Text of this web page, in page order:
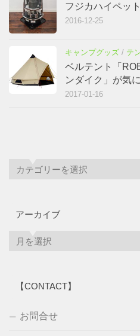
フジカハイペッ
2016-12-25
キャンプグッズ / テ
ベルテント「
ンダイク」が気
2017-01-16
アーカイブ
【CONTACT】
お問合せ